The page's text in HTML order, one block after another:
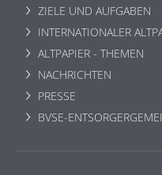
ZIELE UND AUFGABEN
INTERNATIONALER
ALTPAPIER - THEMEN
NACHRICHTEN
PRESSE
BVSE-